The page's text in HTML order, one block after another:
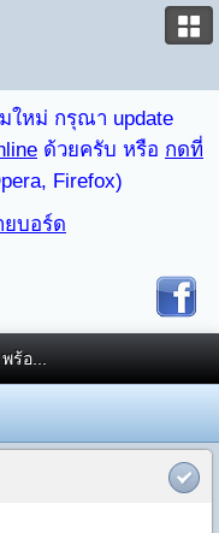
ใหม่ กรุณา update
ด้วยครับ หรือ กดที่
Firefox)
ยบอร์ด
ร้อ...